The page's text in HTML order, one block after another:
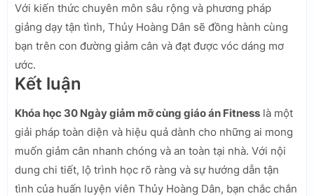
Với kiến thức chuyên môn sâu rộng và phương pháp
giảng dạy tận tình, Thủy Hoàng Dân sẽ đồng hành cùng
bạn trên con đường giảm cân và đạt được vóc dáng mơ
ước.
Kết luận
Khóa học 30 Ngày giảm mỡ cùng giáo án Fitness là một
giải pháp toàn diện và hiệu quả dành cho những ai mong
muốn giảm cân nhanh chóng và an toàn tại nhà. Với nội
dung chi tiết, lộ trình học rõ ràng và sự hướng dẫn tận
tình của huấn luyện viên Thủy Hoàng Dân, bạn chắc chắn